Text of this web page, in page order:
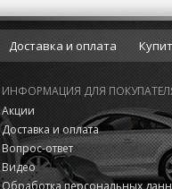
Доставка и оплата
ИНФОРМАЦИЯ ДЛЯ
Акции
Доставка и оплата
Вопрос-ответ
Видео
Обработка персональных